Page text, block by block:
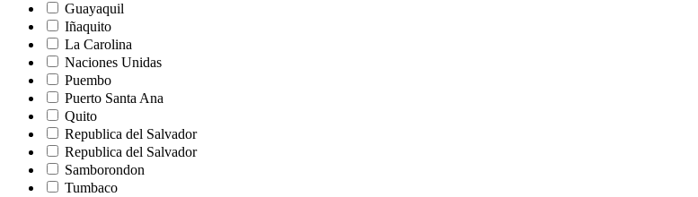
Guayaquil
Iñaquito
La Carolina
Naciones Unidas
Puembo
Puerto Santa Ana
Quito
Republica del Salvador
Republica del Salvador
Samborondon
Tumbaco